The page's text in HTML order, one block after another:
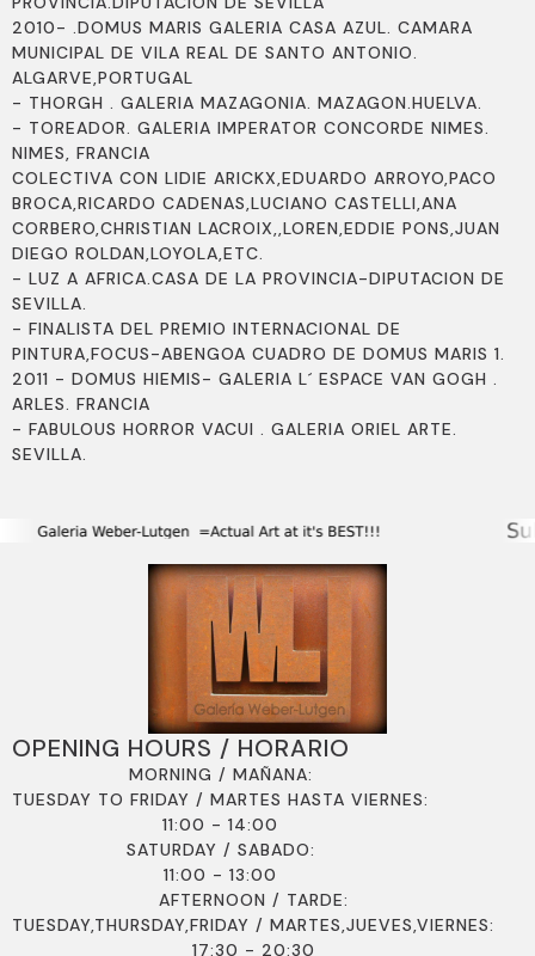
2010- .DOMUS MARIS GALERIA CASA AZUL. CAMARA
MUNICIPAL DE VILA REAL DE SANTO ANTONIO.
ALGARVE,PORTUGAL
- THORGH . GALERIA MAZAGONIA. MAZAGON.HUELVA.
- TOREADOR. GALERIA IMPERATOR CONCORDE NIMES.
NIMES, FRANCIA
COLECTIVA CON LIDIE ARICKX,EDUARDO ARROYO,PACO
BROCA,RICARDO CADENAS,LUCIANO CASTELLI,ANA
CORBERO,CHRISTIAN LACROIX,,LOREN,EDDIE PONS,JUAN
DIEGO ROLDAN,LOYOLA,ETC.
- LUZ A AFRICA.CASA DE LA PROVINCIA-DIPUTACION DE
SEVILLA.
- FINALISTA DEL PREMIO INTERNACIONAL DE
PINTURA,FOCUS-ABENGOA CUADRO DE DOMUS MARIS 1.
2011 - DOMUS HIEMIS- GALERIA L´ ESPACE VAN GOGH .
ARLES. FRANCIA
- FABULOUS HORROR VACUI . GALERIA ORIEL ARTE.
SEVILLA.
OPENING HOURS / HORARIO
MORNING / MAÑANA:
TUESDAY TO FRIDAY / MARTES HASTA VIERNES:
11:00 - 14:00
SATURDAY / SABADO:
11:00 - 13:00
AFTERNOON / TARDE:
TUESDAY,THURSDAY,FRIDAY / MARTES,JUEVES,VIERNES:
17:30 - 20:30